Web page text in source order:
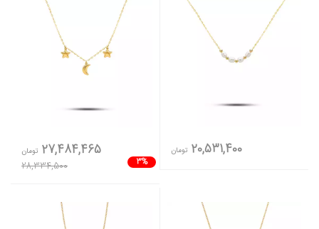
20,531,400 تومان
3%
27,484,465 تومان
28,334,500